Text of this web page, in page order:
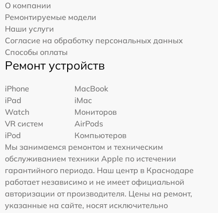
О компании
Ремонтируемые модели
Наши услуги
Согласие на обработку персональных данных
Способы оплаты
Ремонт устройств
iPhone
MacBook
iPad
iMac
Watch
Мониторов
VR систем
AirPods
iPod
Компьютеров
Мы занимаемся ремонтом и техническим
обслуживанием техники Apple по истечении
гарантийного периода. Наш центр в Краснодаре
работает независимо и не имеет официальной
авторизации от производителя. Цены на ремонт,
указанные на сайте, носят исключительно